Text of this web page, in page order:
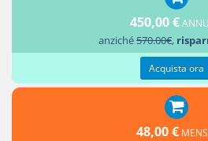
450,00 €
anziché570.00€,
Acquista ora
48,00 €